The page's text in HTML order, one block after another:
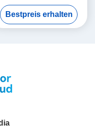
3855U Prozessoren
mit MSATA SSD
Bestpreis erhalten